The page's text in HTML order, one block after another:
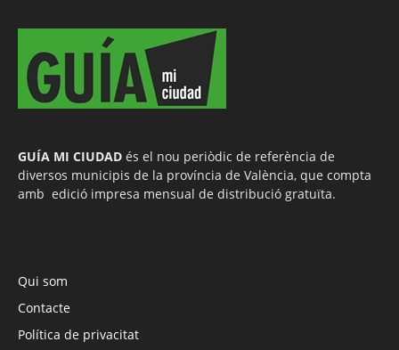
GUÍA MI CIUDAD és el nou periòdic de referència de
diversos municipis de la província de València, que compta
amb edició impresa mensual de distribució gratuïta.
Qui som
Contacte
Política de privacitat